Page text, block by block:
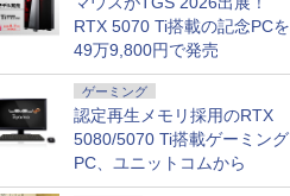
RTX 5070 Ti搭載の記念PCを
49万9,800円で発売
ゲーミング
認定再生メモリ採用のRTX
5080/5070 Ti搭載ゲーミング
PC、ユニットコムから